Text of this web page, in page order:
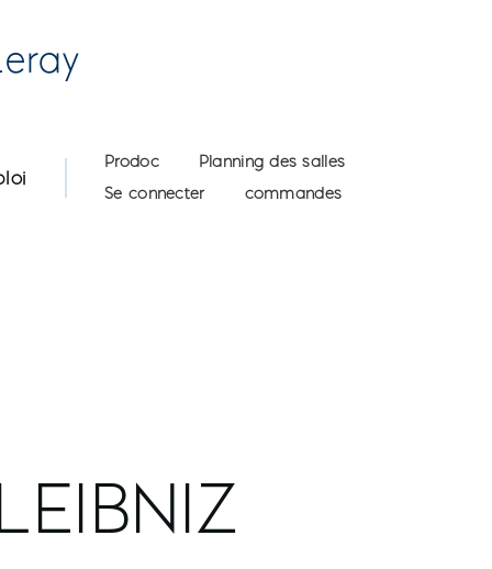
User account menu
Prodoc
Planning des salles
Se connecter
commandes